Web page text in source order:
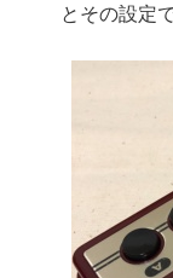
とその設定